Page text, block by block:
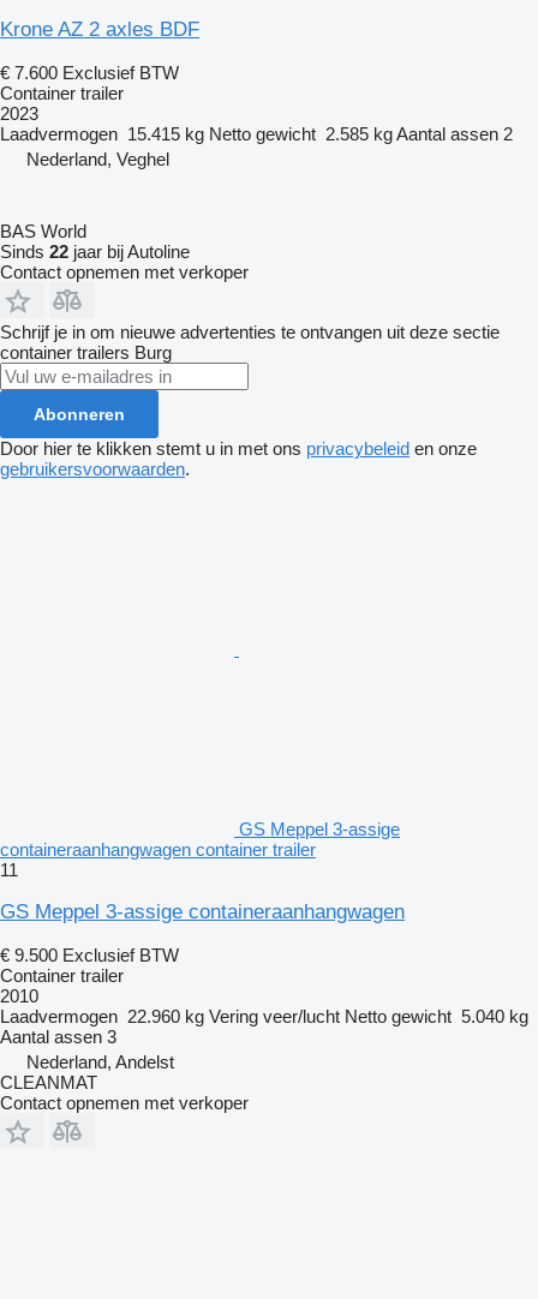
Krone AZ 2 axles BDF
€ 7.600 Exclusief BTW
Container trailer
2023
Laadvermogen 15.415 kg Netto gewicht 2.585 kgAantal assen 2
Nederland, Veghel
BAS World
Sinds 22 jaar bij Autoline
Contact opnemen met verkoper
Schrijf je in om nieuwe advertenties te ontvangen uit deze sectie
container trailers Burg
Abonneren
Door hier te klikken stemt u in met ons privacybeleid en onze
gebruikersvoorwaarden.
GS Meppel 3-assige
containeraanhangwagen container trailer
11
GS Meppel 3-assige containeraanhangwagen
€ 9.500 Exclusief BTW
Container trailer
2010
Laadvermogen 22.960 kg Vering veer/lucht Netto gewicht 5.040 kg
Aantal assen 3
Nederland, Andelst
CLEANMAT
Contact opnemen met verkoper